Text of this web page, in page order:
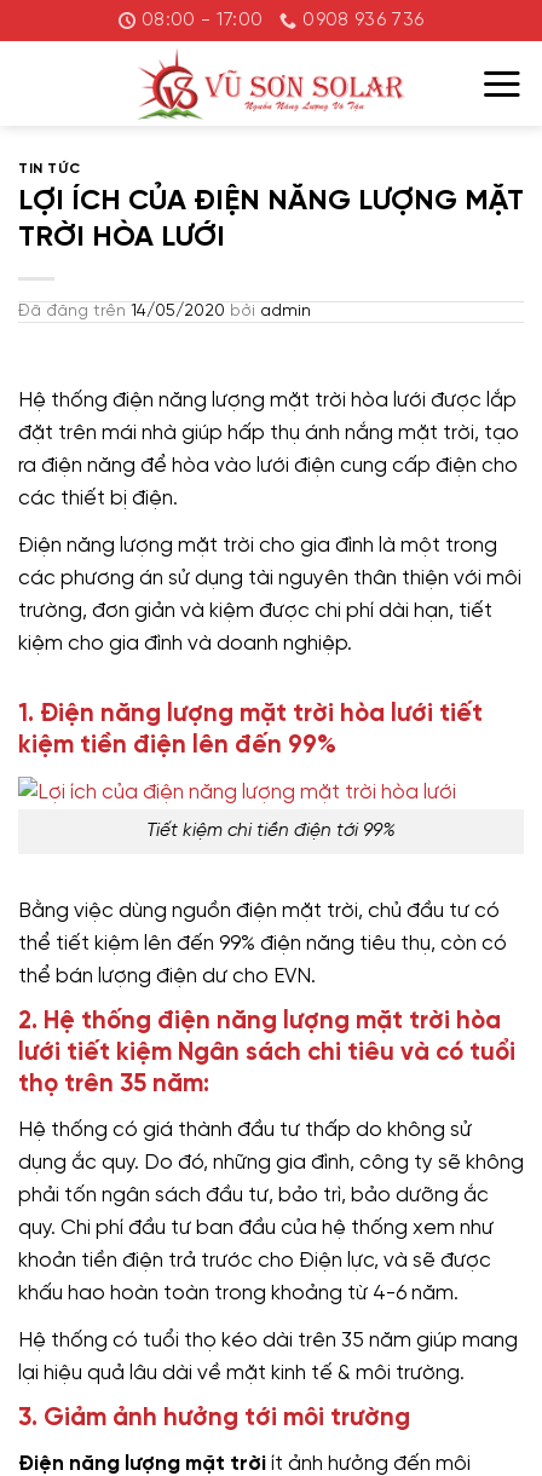
đến
08:00 - 17:00 0908 936 736
TIN TỨC
LỢI ÍCH CỦA ĐIỆN NĂNG LƯỢNG MẶT
TRỜI HÒA LƯỚI
Đã đăng trên 14/05/2020 bởi admin
Hệ thống điện năng lượng mặt trời hòa lưới được lắp
đặt trên mái nhà giúp hấp thụ ánh nắng mặt trời, tạo
ra điện năng để hòa vào lưới điện cung cấp điện cho
các thiết bị điện.
Điện năng lượng mặt trời cho gia đình là một trong
các phương án sử dụng tài nguyên thân thiện với môi
trường, đơn giản và kiệm được chi phí dài hạn, tiết
kiệm cho gia đình và doanh nghiệp.
1. Điện năng lượng mặt trời hòa lưới tiết
kiệm tiền điện lên đến 99%
Tiết kiệm chi tiền điện tới 99%
Bằng việc dùng nguồn điện mặt trời, chủ đầu tư có
thể tiết kiệm lên đến 99% điện năng tiêu thụ, còn có
thể bán lượng điện dư cho EVN.
2. Hệ thống điện năng lượng mặt trời hòa
lưới tiết kiệm Ngân sách chi tiêu và có tuổi
thọ trên 35 năm:
Hệ thống có giá thành đầu tư thấp do không sử
dụng ắc quy. Do đó, những gia đình, công ty sẽ không
phải tốn ngân sách đầu tư, bảo trì, bảo dưỡng ắc
quy. Chi phí đầu tư ban đầu của hệ thống xem như
khoản tiền điện trả trước cho Điện lực, và sẽ được
khấu hao hoàn toàn trong khoảng từ 4-6 năm.
Hệ thống có tuổi thọ kéo dài trên 35 năm giúp mang
lại hiệu quả lâu dài về mặt kinh tế & môi trường.
3. Giảm ảnh hưởng tới môi trường
Điện năng lượng mặt trời ít ảnh hưởng đến môi